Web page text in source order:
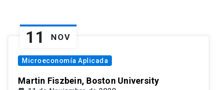
11 NOV
Microeconomía Aplicada
Martin Fiszbein, Boston University